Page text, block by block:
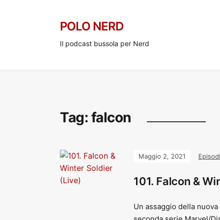
POLO NERD
Il podcast bussola per Nerd
Tag: falcon
Maggio 2, 2021 Episodi
101. Falcon &
Un assaggio della